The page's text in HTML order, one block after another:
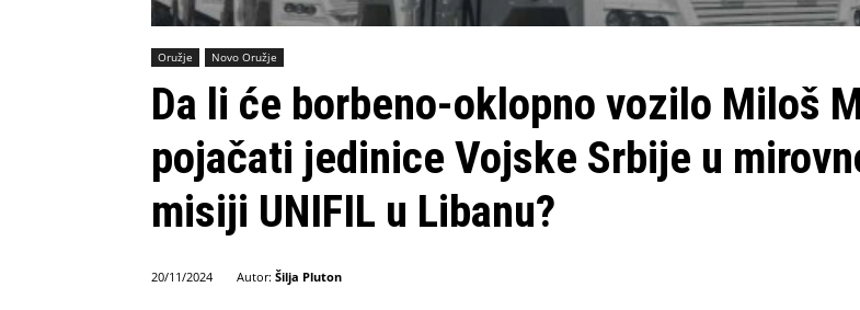
Oružje Novo Oružje
Da li će borbeno-oklopno vozilo Miloš
pojačati jedinice Vojske Srbije u
misiji UNIFIL u Libanu?
20/11/2024 Autor: Šilja Pluton